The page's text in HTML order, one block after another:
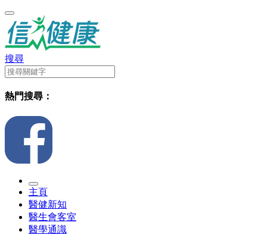
搜尋
熱門搜尋：
主頁
醫健新知
醫生會客室
醫學通識